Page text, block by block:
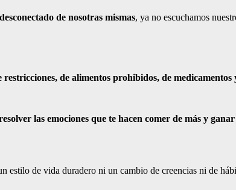
de nosotras mismas, ya no escuchamos
de alimentos prohibidos, de
las emociones que te hacen comer de más y ganar
estilo de vida duradero ni un cambio de creencias ni de